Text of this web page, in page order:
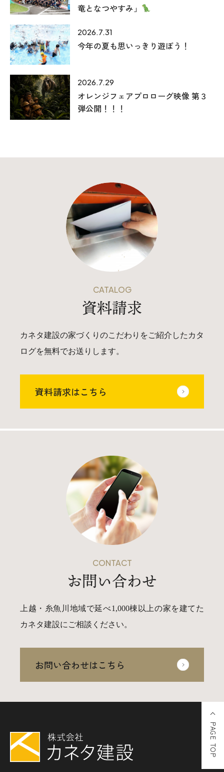
竜となつやすみ」
2026.7.31
今年の夏も思いっきり遊ぼう！
2026.7.29
オレンジフェアプロローグ映像 第３
弾公開！！！
CATALOG
資料請求
カネタ建設の家づくりのこだわりをご紹介したカタ
ログを無料でお送りします。
資料請求はこちら
CONTACT
お問い合わせ
上越・糸魚川地域で延べ1,000棟以上の家を建てた
カネタ建設にご相談ください。
お問い合わせはこちら
PAGE TOP